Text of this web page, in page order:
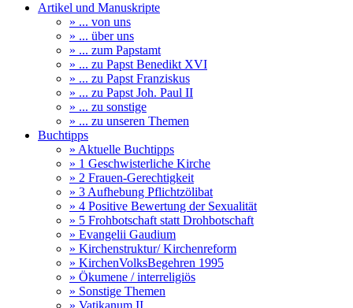
Artikel und Manuskripte
» ... von uns
» ... über uns
» ... zum Papstamt
» ... zu Papst Benedikt XVI
» ... zu Papst Franziskus
» ... zu Papst Joh. Paul II
» ... zu sonstige
» ... zu unseren Themen
Buchtipps
» Aktuelle Buchtipps
» 1 Geschwisterliche Kirche
» 2 Frauen-Gerechtigkeit
» 3 Aufhebung Pflichtzölibat
» 4 Positive Bewertung der Sexualität
» 5 Frohbotschaft statt Drohbotschaft
» Evangelii Gaudium
» Kirchenstruktur/ Kirchenreform
» KirchenVolksBegehren 1995
» Ökumene / interreligiös
» Sonstige Themen
» Vatikanum II